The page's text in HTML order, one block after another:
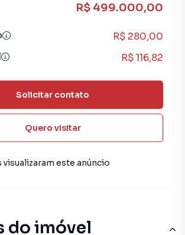
do imóvel
R$ 499.000,00
R$ 280,00
R$ 116,82
Solicitar contato
Quero visitar
visualizaram este anúncio